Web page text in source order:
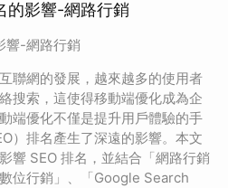
的影響-網路行銷
響-網路行銷
聯網的發展，越來越多的使用者
搜索，這使得移動端優化成為企
端優化不僅是提升用戶體驗的手
）排名產生了深遠的影響。本文
響 SEO 排名，並結合「網路行銷
位行銷」、「Google Search